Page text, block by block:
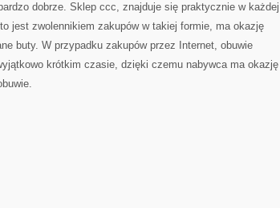
dobrze. Sklep ccc, znajduje się praktycznie w każdej
jest zwolennikiem zakupów w takiej formie, ma okazję
buty. W przypadku zakupów przez Internet, obuwie
krótkim czasie, dzięki czemu nabywca ma okazję